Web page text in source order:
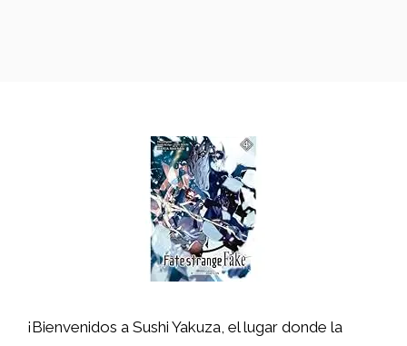
¡Bienvenidos a Sushi Yakuza, el lugar donde la